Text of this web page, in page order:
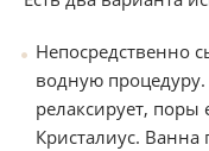
Непосредственно
водную
релаксирует,
Кристалиус. Ванна